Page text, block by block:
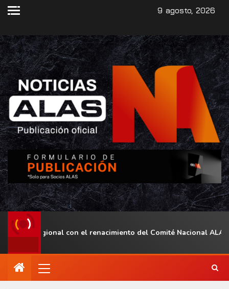
9 agosto, 2026
regional con el renacimiento del Comité Nacional ALAS